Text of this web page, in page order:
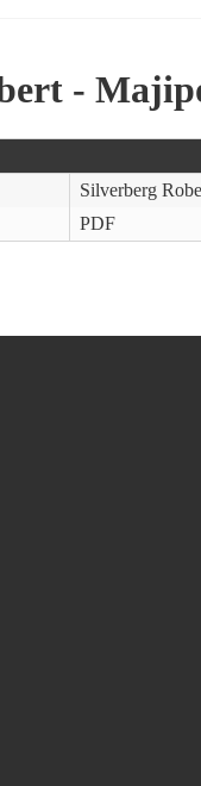
-
Silverberg
PDF